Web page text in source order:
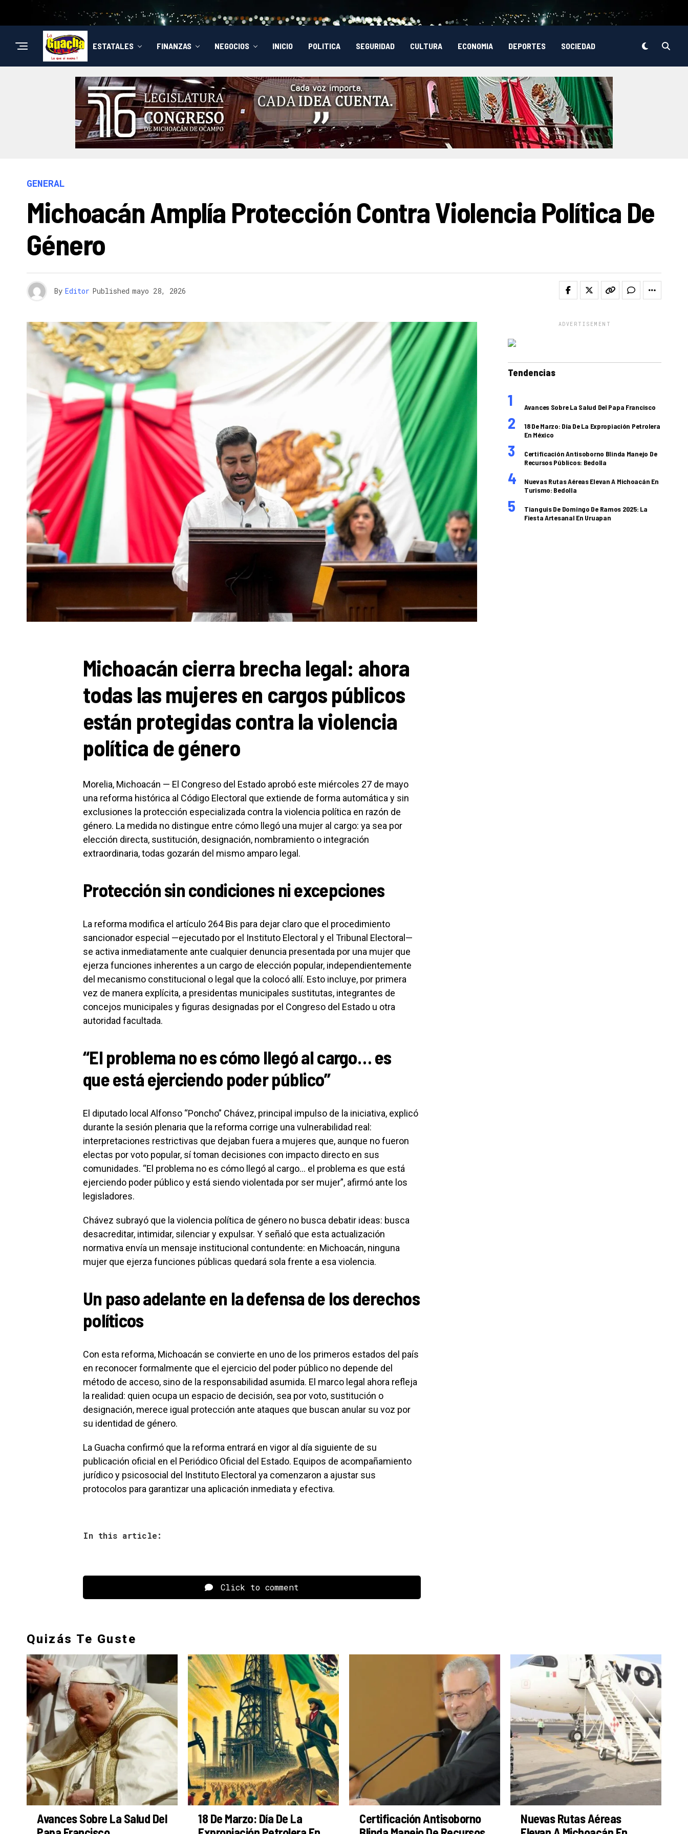
ESTATALES FINANZAS NEGOCIOS INICIO POLITICA SEGURIDAD CULTURA ECONOMIA DEPORTES SOCIEDAD
GENERAL
Michoacán Amplía Protección Contra Violencia Política De
Género
By Editor Published mayo 28, 2026
Michoacán cierra brecha legal: ahora
todas las mujeres en cargos públicos
están protegidas contra la violencia
política de género
Morelia, Michoacán — El Congreso del Estado aprobó este miércoles 27 de mayo
una reforma histórica al Código Electoral que extiende de forma automática y sin
exclusiones la protección especializada contra la violencia política en razón de
género. La medida no distingue entre cómo llegó una mujer al cargo: ya sea por
elección directa, sustitución, designación, nombramiento o integración
extraordinaria, todas gozarán del mismo amparo legal.
Protección sin condiciones ni excepciones
La reforma modifica el artículo 264 Bis para dejar claro que el procedimiento
sancionador especial —ejecutado por el Instituto Electoral y el Tribunal Electoral—
se activa inmediatamente ante cualquier denuncia presentada por una mujer que
ejerza funciones inherentes a un cargo de elección popular, independientemente
del mecanismo constitucional o legal que la colocó allí. Esto incluye, por primera
vez de manera explícita, a presidentas municipales sustitutas, integrantes de
concejos municipales y figuras designadas por el Congreso del Estado u otra
autoridad facultada.
“El problema no es cómo llegó al cargo… es
que está ejerciendo poder público”
El diputado local Alfonso “Poncho” Chávez, principal impulso de la iniciativa, explicó
durante la sesión plenaria que la reforma corrige una vulnerabilidad real:
interpretaciones restrictivas que dejaban fuera a mujeres que, aunque no fueron
electas por voto popular, sí toman decisiones con impacto directo en sus
comunidades. “El problema no es cómo llegó al cargo… el problema es que está
ejerciendo poder público y está siendo violentada por ser mujer”, afirmó ante los
legisladores.
Chávez subrayó que la violencia política de género no busca debatir ideas: busca
desacreditar, intimidar, silenciar y expulsar. Y señaló que esta actualización
normativa envía un mensaje institucional contundente: en Michoacán, ninguna
mujer que ejerza funciones públicas quedará sola frente a esa violencia.
Un paso adelante en la defensa de los derechos
políticos
Con esta reforma, Michoacán se convierte en uno de los primeros estados del país
en reconocer formalmente que el ejercicio del poder público no depende del
método de acceso, sino de la responsabilidad asumida. El marco legal ahora refleja
la realidad: quien ocupa un espacio de decisión, sea por voto, sustitución o
designación, merece igual protección ante ataques que buscan anular su voz por
su identidad de género.
La Guacha confirmó que la reforma entrará en vigor al día siguiente de su
publicación oficial en el Periódico Oficial del Estado. Equipos de acompañamiento
jurídico y psicosocial del Instituto Electoral ya comenzaron a ajustar sus
protocolos para garantizar una aplicación inmediata y efectiva.
In this article:
Click to comment
ADVERTISEMENT
Tendencias
Avances Sobre La Salud Del Papa Francisco
18 De Marzo: Día De La Expropiación Petrolera
En México
Certificación Antisoborno Blinda Manejo De
Recursos Públicos: Bedolla
Nuevas Rutas Aéreas Elevan A Michoacán En
Turismo: Bedolla
Tianguis De Domingo De Ramos 2025: La
Fiesta Artesanal En Uruapan
Quizás Te Guste
Avances Sobre La Salud Del
18 De Marzo: Día De La
Certificación Antisoborno
Nuevas Rutas Aéreas